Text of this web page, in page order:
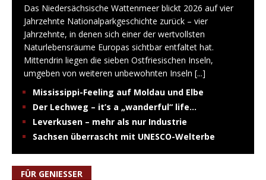
Das Niedersächsische Wattenmeer blickt 2026 auf vier
Jahrzehnte Nationalparkgeschichte zurück – vier
Jahrzehnte, in denen sich einer der wertvollsten
Naturlebensräume Europas sichtbar entfaltet hat.
Mittendrin liegen die sieben Ostfriesischen Inseln,
umgeben von weiteren unbewohnten Inseln [...]
Mississippi-Feeling auf Moldau und Elbe
Der Lechweg – it’s a „wanderful“ life…
Leverkusen – mehr als nur Industrie
Sachsen überrascht mit UNESCO-Welterbe
FÜR GENIESSER